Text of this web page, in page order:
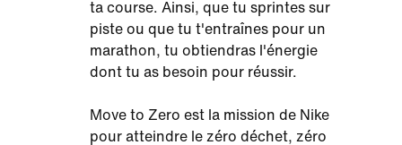
ta course. Ainsi, que tu sprintes sur
piste ou que tu t'entraînes pour un
marathon, tu obtiendras l'énergie
dont tu as besoin pour réussir.
Move to Zero est la mission de Nike
pour atteindre le zéro déchet, zéro